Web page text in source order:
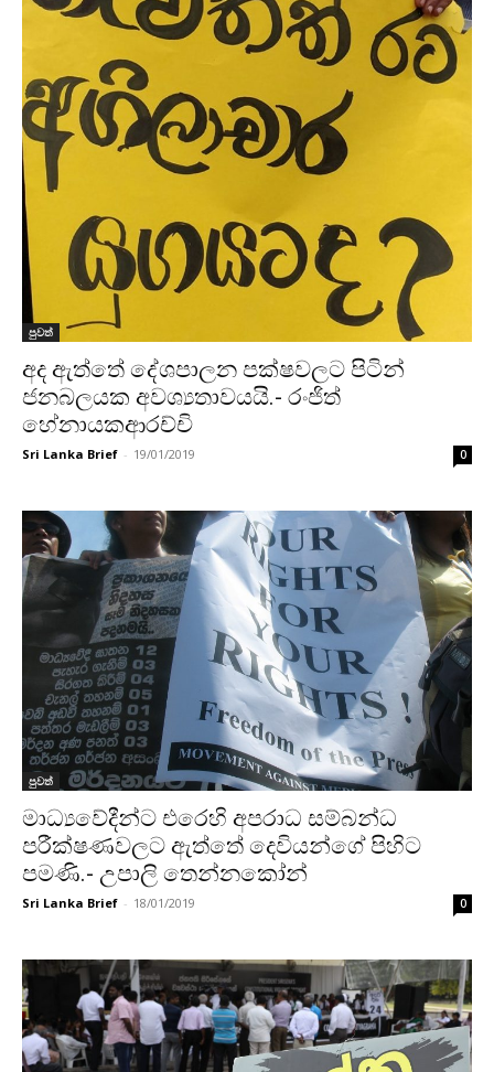
පුවත්
අද ඇත්තේ දේශපාලන පක්ෂවලට පිටින්
ජනබලයක අවශ්‍යතාවයයි.- රංජිත්
හේනායකආරච්චි
Sri Lanka Brief - 19/01/2019 0
පුවත්
මාධ්‍යවේදීන්ට එරෙහි අපරාධ සම්බන්ධ
පරීක්ෂණවලට ඇත්තේ දෙවියන්ගේ පිහිට
පමණි.- උපාලි ‌තෙන්නකෝන්
Sri Lanka Brief - 18/01/2019 0